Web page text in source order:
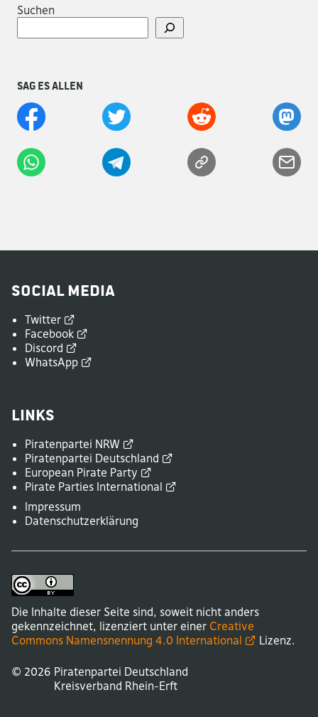
Suchen
Sag es allen
Social Media
Twitter
Facebook
Discord
WhatsApp
Links
Piratenpartei NRW
Piratenpartei Deutschland
European Pirate Party
Pirate Parties International
Impressum
Datenschutzerklärung
Die Inhalte dieser Seite sind, soweit nicht anders
gekennzeichnet, lizenziert unter einer Creative
Commons Namensnennung 4.0 International Lizenz.
© 2026 Piratenpartei Deutschland
Kreisverband Rhein-Erft